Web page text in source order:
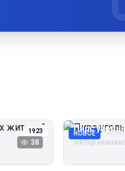
1923
38
НОВОЕ
Пирс
Автор